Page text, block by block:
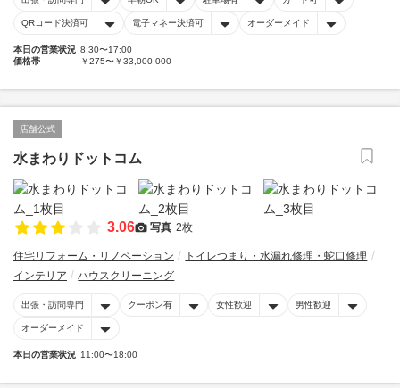
QRコード決済可 電子マネー決済可 オーダーメイド
本日の営業状況 8:30〜17:00
価格帯
￥275〜￥33,000,000
店舗公式
水まわりドットコム
3.06 写真 2枚
住宅リフォーム・リノベーション
トイレつまり・水漏れ修理・蛇口修理
インテリア
ハウスクリーニング
出張・訪問専門 クーポン有 女性歓迎 男性歓迎
オーダーメイド
本日の営業状況 11:00〜18:00